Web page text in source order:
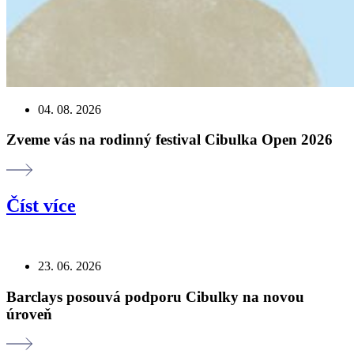
04. 08. 2026
Zveme vás na rodinný festival Cibulka Open 2026
Číst více
23. 06. 2026
Barclays posouvá podporu Cibulky na novou
úroveň